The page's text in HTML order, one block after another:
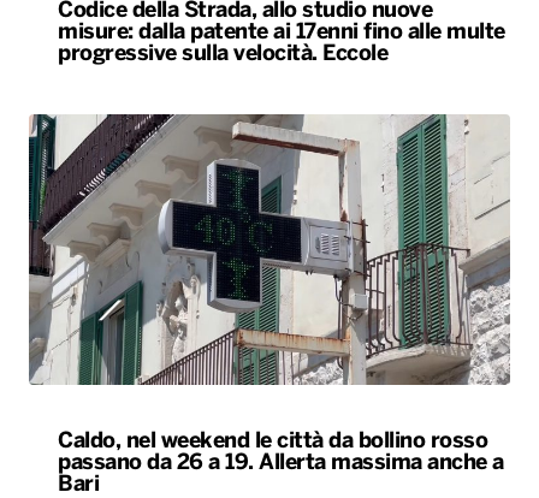
Codice della Strada, allo studio nuove
misure: dalla patente ai 17enni fino alle multe
progressive sulla velocità. Eccole
Caldo, nel weekend le città da bollino rosso
passano da 26 a 19. Allerta massima anche a
Bari